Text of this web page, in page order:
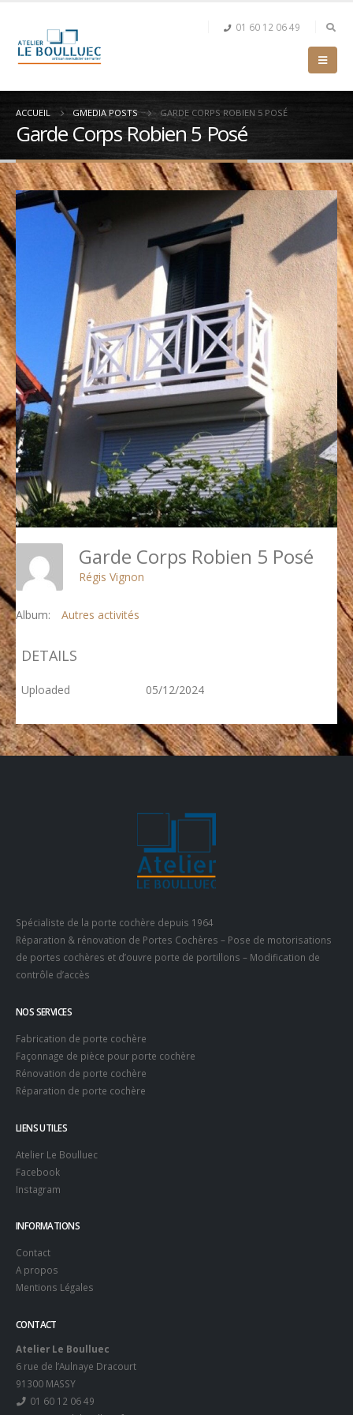
01 60 12 06 49
ACCUEIL GMEDIA POSTS GARDE CORPS ROBIEN 5 POSÉ
Garde Corps Robien 5 Posé
Garde Corps Robien 5 Posé
Régis Vignon
Album: Autres activités
DETAILS
Uploaded 05/12/2024
Spécialiste de la porte cochère depuis 1964
Réparation & rénovation de Portes Cochères – Pose de motorisations
de portes cochères et d’ouvre porte de portillons – Modification de
contrôle d’accès
NOS SERVICES
Fabrication de porte cochère
Façonnage de pièce pour porte cochère
Rénovation de porte cochère
Réparation de porte cochère
LIENS UTILES
Atelier Le Boulluec
Facebook
Instagram
INFORMATIONS
Contact
A propos
Mentions Légales
CONTACT
Atelier Le Boulluec
6 rue de l’Aulnaye Dracourt
91300 MASSY
01 60 12 06 49